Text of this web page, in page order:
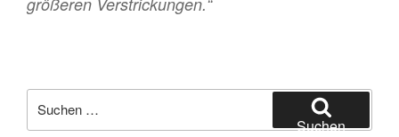
nach:
Suchen